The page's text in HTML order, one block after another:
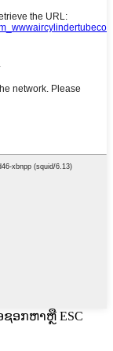
ຊອກຫາຫຼື ESC